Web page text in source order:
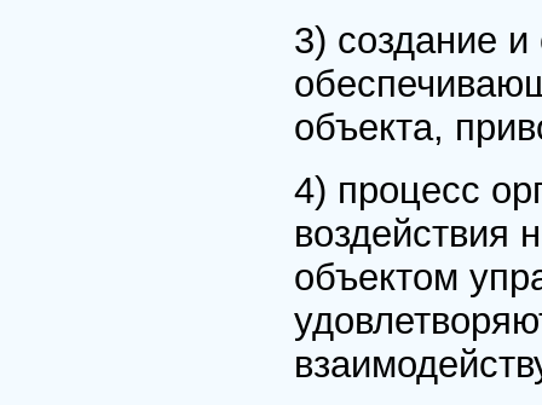
3) создание
объекта,
4) процесс
воздействия
объектом